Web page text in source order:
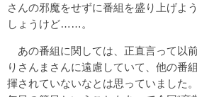
さんの邪魔をせずに番組を盛り上げよ
しょうけど……。
あの番組に関しては、正直言って以
りさんまさんに遠慮していて、他の番
揮されていないなとは思っていました